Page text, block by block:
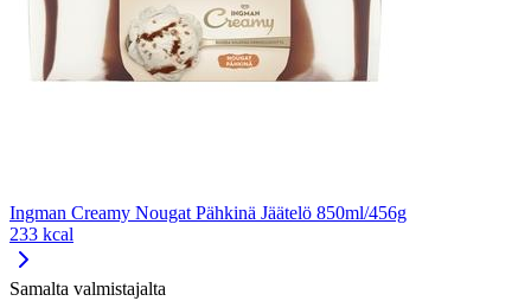
Ingman Creamy Nougat Pähkinä Jäätelö 850ml/456g
233 kcal
Samalta valmistajalta